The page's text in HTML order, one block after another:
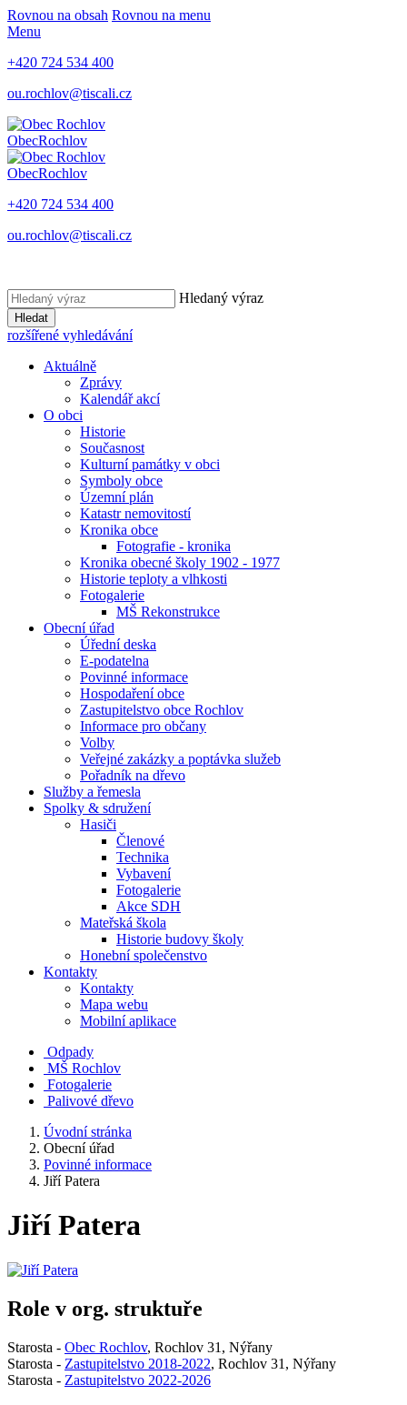
Rovnou na obsah Rovnou na menu
Menu
+420 724 534 400
ou.rochlov@tiscali.cz
ObecRochlov
ObecRochlov
+420 724 534 400
ou.rochlov@tiscali.cz
Hledaný výraz
Hledat
rozšířené vyhledávání
Aktuálně
Zprávy
Kalendář akcí
O obci
Historie
Současnost
Kulturní památky v obci
Symboly obce
Územní plán
Katastr nemovitostí
Kronika obce
Fotografie - kronika
Kronika obecné školy 1902 - 1977
Historie teploty a vlhkosti
Fotogalerie
MŠ Rekonstrukce
Obecní úřad
Úřední deska
E-podatelna
Povinné informace
Hospodaření obce
Zastupitelstvo obce Rochlov
Informace pro občany
Volby
Veřejné zakázky a poptávka služeb
Pořadník na dřevo
Služby a řemesla
Spolky & sdružení
Hasiči
Členové
Technika
Vybavení
Fotogalerie
Akce SDH
Mateřská škola
Historie budovy školy
Honební společenstvo
Kontakty
Kontakty
Mapa webu
Mobilní aplikace
Odpady
MŠ Rochlov
Fotogalerie
Palivové dřevo
Úvodní stránka
Obecní úřad
Povinné informace
Jiří Patera
Jiří Patera
Role v org. struktuře
Starosta - Obec Rochlov, Rochlov 31, Nýřany
Starosta - Zastupitelstvo 2018-2022, Rochlov 31, Nýřany
Starosta - Zastupitelstvo 2022-2026